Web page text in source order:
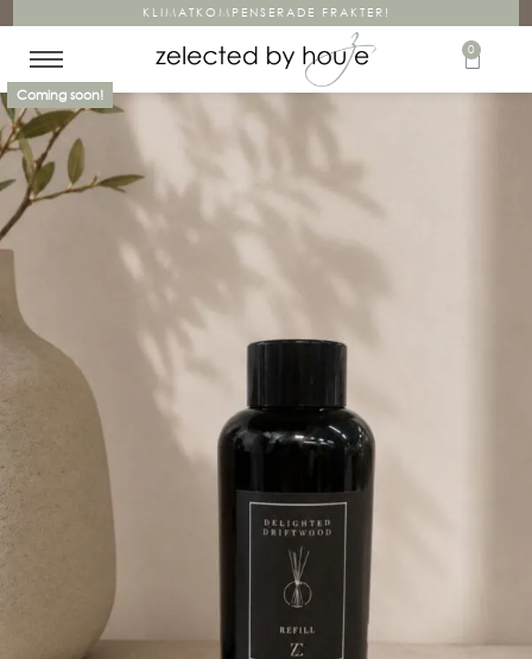
KLIMATKOMPENSERADE FRAKTER!
0
Coming soon!